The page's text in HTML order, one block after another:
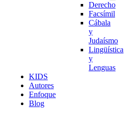
Derecho
Facsímil
Cábala
y
Judaísmo
Lingüística
y
Lenguas
KIDS
Autores
Enfoque
Blog